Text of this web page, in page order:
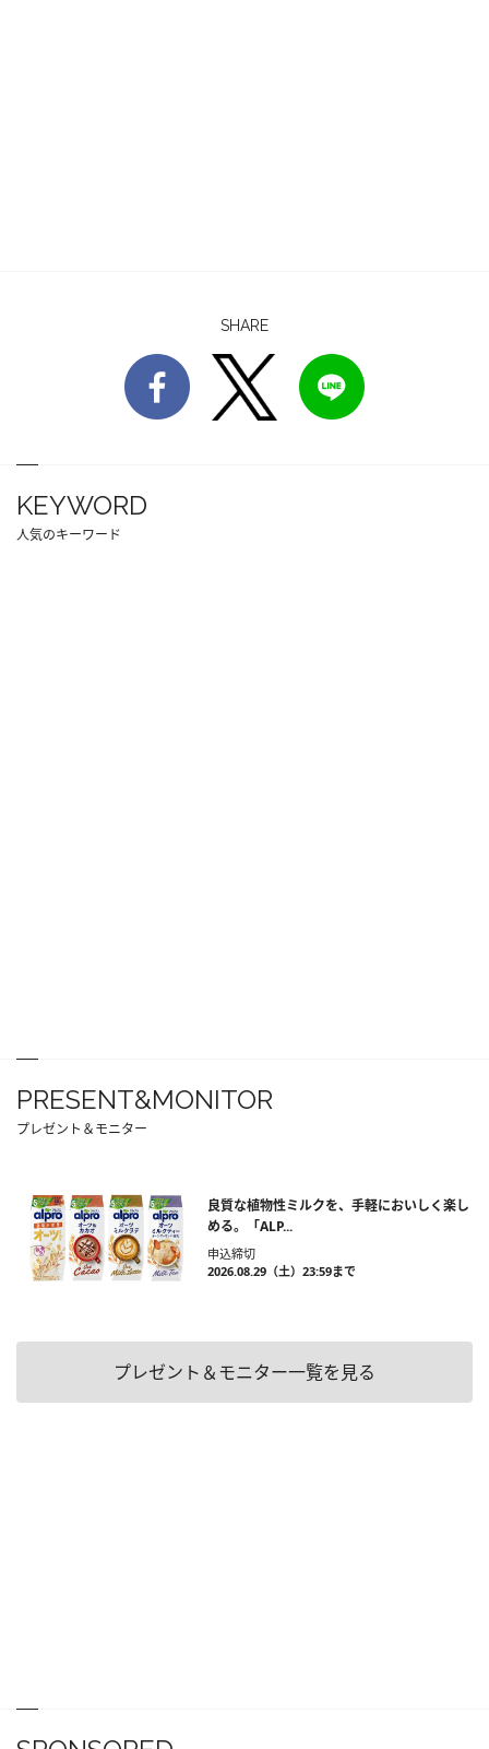
SHARE
KEYWORD
人気のキーワード
PRESENT&MONITOR
プレゼント＆モニター
良質な植物性ミルクを、手軽においしく楽し
める。「ALP...
申込締切
2026.08.29（土）23:59まで
プレゼント＆モニター一覧を見る